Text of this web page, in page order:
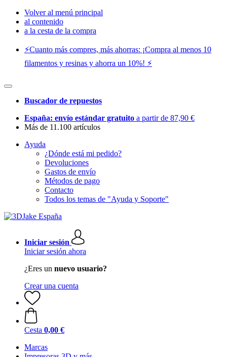
Volver al menú principal
al contenido
a la cesta de la compra
⚡️Cuanto más compres, más ahorras: ¡Compra al menos 10
filamentos y resinas y ahorra un 10%! ⚡️
Buscador de repuestos
España: envío estándar gratuito a partir de 87,90 €
Más de 11.100 artículos
Ayuda
¿Dónde está mi pedido?
Devoluciones
Gastos de envío
Métodos de pago
Contacto
Todos los temas de "Ayuda y Soporte"
Iniciar sesión
Iniciar sesión ahora
¿Eres un nuevo usuario?
Crear una cuenta
Cesta 0,00 €
Marcas